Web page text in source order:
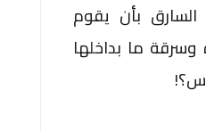
بأن يقوم
ما بداخلها